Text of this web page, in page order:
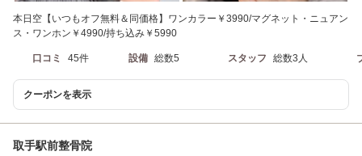
本日空【いつもオフ無料＆同価格】ワンカラー￥3990/マグネット・ニュアン
ス・ワンホン￥4990/持ち込み￥5990
口コミ 45件 設備 総数5 スタッフ 総数3人
クーポンを表示
取手駅前整骨院